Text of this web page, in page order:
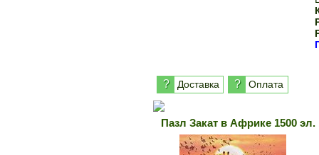
? Доставка ? Оплата
Пазл Закат в Африке 1500 эл.